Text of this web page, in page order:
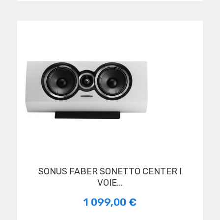
SONUS FABER SONETTO CENTER I
VOIE...
1 099,00 €